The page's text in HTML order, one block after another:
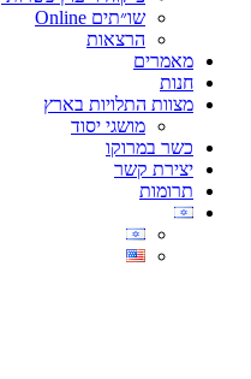
שו״תים Online
הרצאות
מאמרים
חנות
מצוות התלויות בארץ
מושגי יסוד
כשר במרוקו
יצירת קשר
תרומות